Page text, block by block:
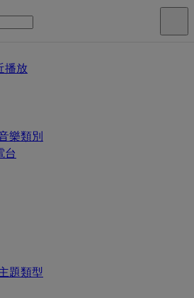
播放
樂類別
台
題類型